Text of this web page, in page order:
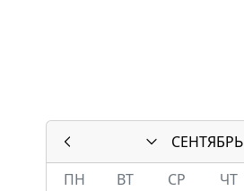
СЕНТЯБРЬ
ПН
ВТ СР ЧТ